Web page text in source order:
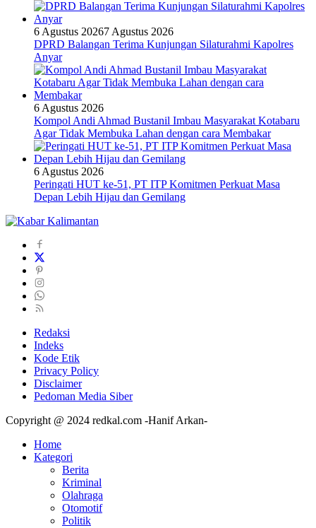
6 Agustus 20267 Agustus 2026
DPRD Balangan Terima Kunjungan Silaturahmi Kapolres
Anyar
6 Agustus 2026
Kompol Andi Ahmad Bustanil Imbau Masyarakat Kotabaru
Agar Tidak Membuka Lahan dengan cara Membakar
6 Agustus 2026
Peringati HUT ke-51, PT ITP Komitmen Perkuat Masa
Depan Lebih Hijau dan Gemilang
Redaksi
Indeks
Kode Etik
Privacy Policy
Disclaimer
Pedoman Media Siber
Copyright @ 2024 redkal.com -Hanif Arkan-
Home
Kategori
Berita
Kriminal
Olahraga
Otomotif
Politik